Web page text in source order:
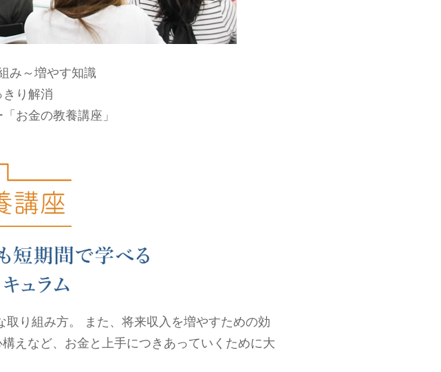
み～増やす知識
り解消
お金の教養講座」
取り組み方。 また、将来収入を増やすための効
えなど、お金と上手につきあっていくために大